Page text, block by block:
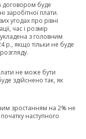
договором буде
заробітної плати.
угодах про рівні
час і розмір
з головним
р., якщо тільки не буде
не може бути
здійснено так, як
зростанням на 2% не
наступного